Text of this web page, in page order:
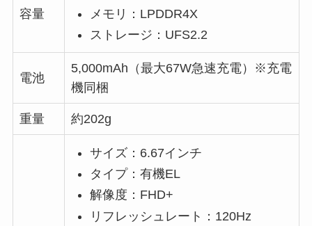
容量
メモリ：LPDDR4X
ストレージ：UFS2.2
電池
5,000mAh（最大67W急速充電）※充電
機同梱
重量 約202g
サイズ：6.67インチ
タイプ：有機EL
解像度：FHD+
リフレッシュレート：120Hz